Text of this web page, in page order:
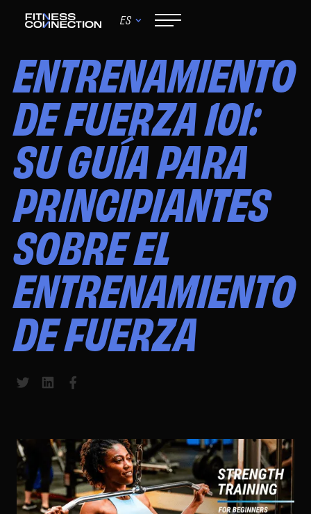
ES
May 15, 2026
ENTRENAMIENTO
DE FUERZA 101:
SU GUÍA PARA
PRINCIPIANTES
SOBRE EL
ENTRENAMIENTO
DE FUERZA
Share to Twitter
Share to LinkedIn